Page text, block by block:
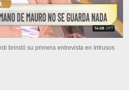
brindó su primera entrevista en Intrusos